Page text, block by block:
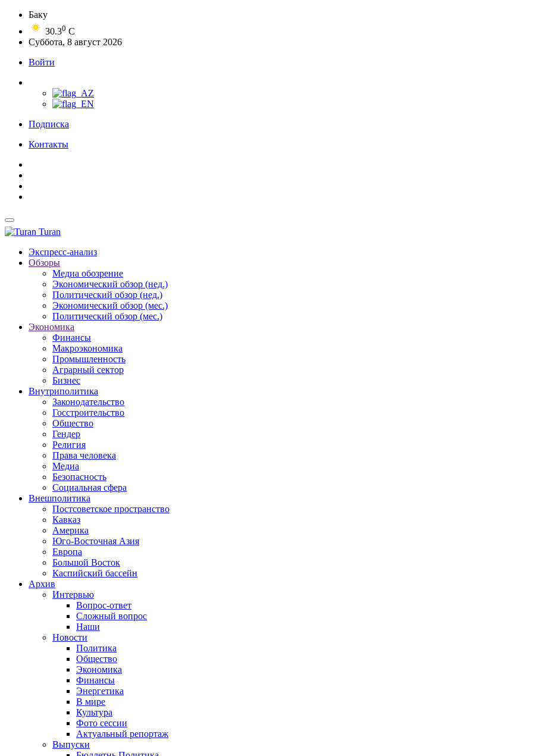
Баку
30.30 C
Суббота, 8 август 2026
Войти
Подписка
Контакты
Turan
Экспресс-анализ
Обзоры
Медиа обозрение
Экономический обзор (нед.)
Политический обзор (нед.)
Экономический обзор (мес.)
Политический обзор (мес.)
Экономика
Финансы
Макроэкономика
Промышленность
Аграрный сектор
Бизнес
Внутриполитика
Законодательство
Госстроительство
Общество
Гендер
Религия
Права человека
Медиа
Безопасность
Социальная сфера
Внешполитика
Постсоветское пространство
Кавказ
Америка
Юго-Восточная Азия
Европа
Большой Восток
Каспийский бассейн
Архив
Интервью
Вопрос-ответ
Сложный вопрос
Наши
Новости
Политика
Общество
Экономика
Финансы
Энергетика
В мире
Культура
Фото сессии
Актуальный репортаж
Выпуски